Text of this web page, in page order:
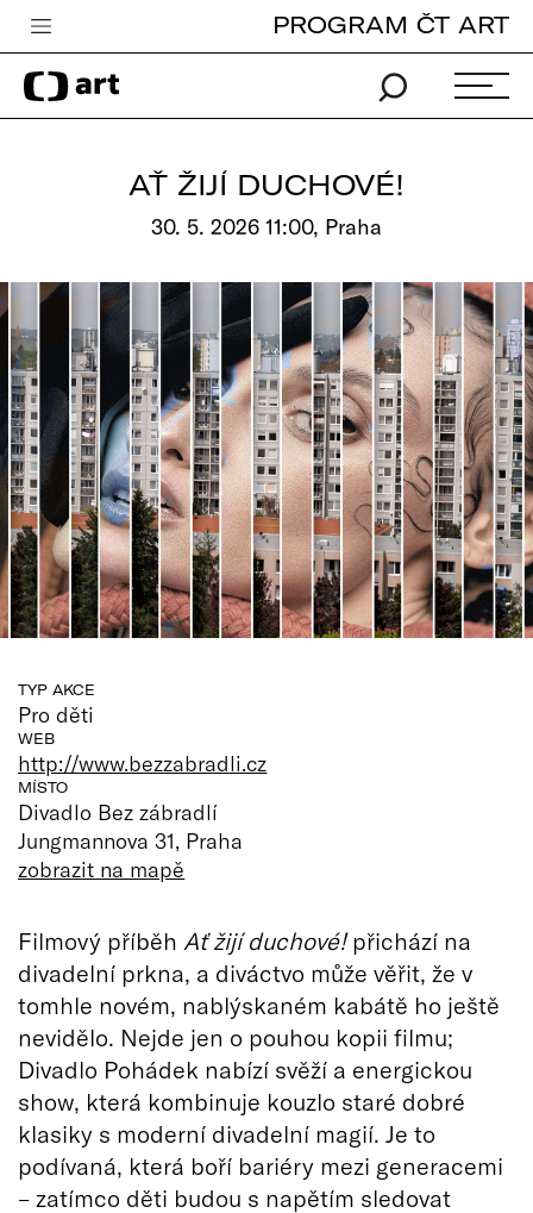
Česká televize
Zpravodajství
Pro děti
edu
Vše o ČT
PROGRAM ČT ART
AŤ ŽIJÍ DUCHOVÉ!
30. 5. 2026 11:00, Praha
TYP AKCE
Pro děti
WEB
http://www.bezzabradli.cz
MÍSTO
Divadlo Bez zábradlí
Jungmannova 31, Praha
zobrazit na mapě
Filmový příběh Ať žijí duchové!přichází na
divadelní prkna, a diváctvo může věřit, že v
tomhle novém, nablýskaném kabátě ho ještě
nevidělo. Nejde jen o pouhou kopii filmu;
Divadlo Pohádek nabízí svěží a energickou
show, která kombinuje kouzlo staré dobré
klasiky s moderní divadelní magií. Je to
podívaná, která boří bariéry mezi generacemi
– zatímco děti budou s napětím sledovat